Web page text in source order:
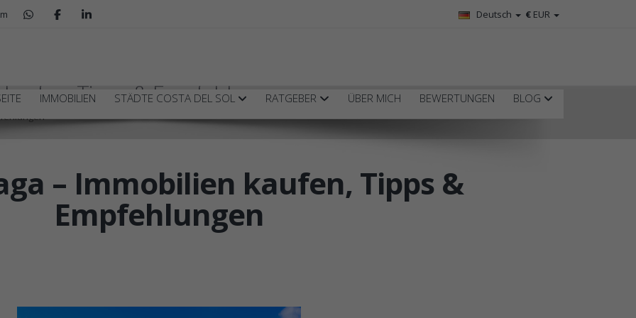
€ EUR
Deutsch
IMMOBILIEN STÄDTE COSTA DEL SOL RATGEBER ÜBER MICH BEWERTUNGEN BLOG
Tipps & Empfehlungen
– Immobilien kaufen, Tipps &
Empfehlungen